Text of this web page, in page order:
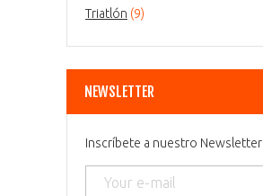
Triatlón (9)
NEWSLETTER
Inscríbete a nuestro Newsletter